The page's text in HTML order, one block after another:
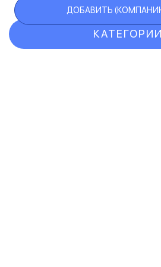
КАТЕГОРИИ
ДОБАВИТЬ